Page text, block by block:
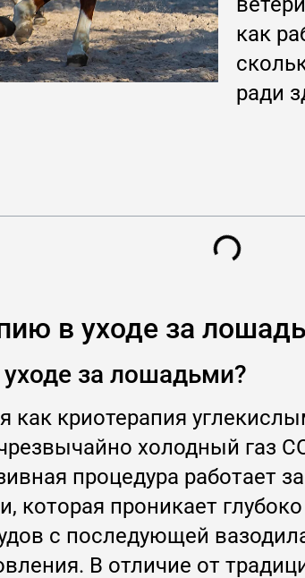
как
ради
в уходе за
уходе за лошадьми?
как криотерапия
холодный газ
процедура работает
которая проникает
с последующей
В отличие от